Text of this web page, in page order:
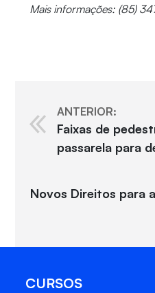
Mais informações: (85)
ANTERIOR:
Faixas de
passarela para
Novos Direitos para
CURSOS